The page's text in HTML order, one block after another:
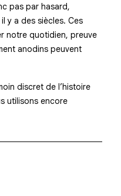
pas par hasard,
y a des siècles. Ces
notre quotidien, preuve
anodins peuvent
discret de l’histoire
utilisons encore